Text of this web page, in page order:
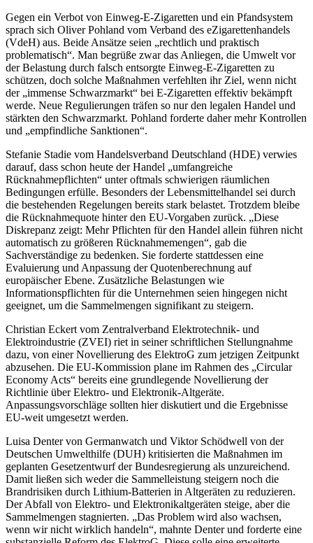
Gegen ein Verbot von Einweg-E-Zigaretten und ein Pfandsystem
sprach sich Oliver Pohland vom Verband des eZigarettenhandels
(VdeH) aus. Beide Ansätze seien „rechtlich und praktisch
problematisch“. Man begrüße zwar das Anliegen, die Umwelt vor
der Belastung durch falsch entsorgte Einweg-E-Zigaretten zu
schützen, doch solche Maßnahmen verfehlten ihr Ziel, wenn nicht
der „immense Schwarzmarkt“ bei E-Zigaretten effektiv bekämpft
werde. Neue Regulierungen träfen so nur den legalen Handel und
stärkten den Schwarzmarkt. Pohland forderte daher mehr Kontrollen
und „empfindliche Sanktionen“.
Stefanie Stadie vom Handelsverband Deutschland (HDE) verwies
darauf, dass schon heute der Handel „umfangreiche
Rücknahmepflichten“ unter oftmals schwierigen räumlichen
Bedingungen erfülle. Besonders der Lebensmittelhandel sei durch
die bestehenden Regelungen bereits stark belastet. Trotzdem bleibe
die Rücknahmequote hinter den EU-Vorgaben zurück. „Diese
Diskrepanz zeigt: Mehr Pflichten für den Handel allein führen nicht
automatisch zu größeren Rücknahmemengen“, gab die
Sachverständige zu bedenken. Sie forderte stattdessen eine
Evaluierung und Anpassung der Quotenberechnung auf
europäischer Ebene. Zusätzliche Belastungen wie
Informationspflichten für die Unternehmen seien hingegen nicht
geeignet, um die Sammelmengen signifikant zu steigern.
Christian Eckert vom Zentralverband Elektrotechnik- und
Elektroindustrie (ZVEI) riet in seiner schriftlichen Stellungnahme
dazu, von einer Novellierung des ElektroG zum jetzigen Zeitpunkt
abzusehen. Die EU-Kommission plane im Rahmen des „Circular
Economy Acts“ bereits eine grundlegende Novellierung der
Richtlinie über Elektro- und Elektronik-Altgeräte.
Anpassungsvorschläge sollten hier diskutiert und die Ergebnisse
EU-weit umgesetzt werden.
Luisa Denter von Germanwatch und Viktor Schödwell von der
Deutschen Umwelthilfe (DUH) kritisierten die Maßnahmen im
geplanten Gesetzentwurf der Bundesregierung als unzureichend.
Damit ließen sich weder die Sammelleistung steigern noch die
Brandrisiken durch Lithium-Batterien in Altgeräten zu reduzieren.
Der Abfall von Elektro- und Elektronikaltgeräten steige, aber die
Sammelmengen stagnierten. „Das Problem wird also wachsen,
wenn wir nicht wirklich handeln“, mahnte Denter und forderte eine